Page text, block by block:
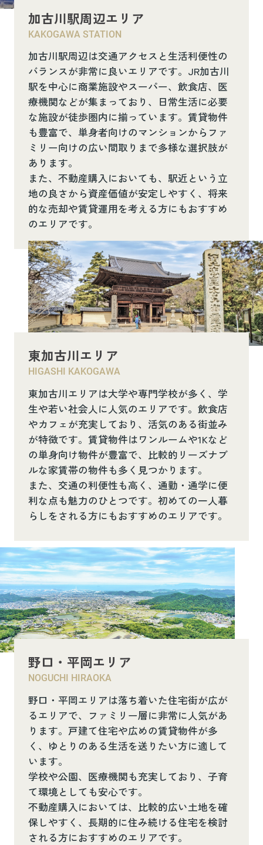
加古川駅周辺エリア
KAKOGAWA STATION
加古川駅周辺は交通アクセスと生活利便性の
バランスが非常に良いエリアです。JR加古川
駅を中心に商業施設やスーパー、飲食店、医
療機関などが集まっており、日常生活に必要
な施設が徒歩圏内に揃っています。賃貸物件
も豊富で、単身者向けのマンションからファ
ミリー向けの広い間取りまで多様な選択肢が
あります。
また、不動産購入においても、駅近という立
地の良さから資産価値が安定しやすく、将来
的な売却や賃貸運用を考える方にもおすすめ
のエリアです。
東加古川エリア
HIGASHI KAKOGAWA
東加古川エリアは大学や専門学校が多く、学
生や若い社会人に人気のエリアです。飲食店
やカフェが充実しており、活気のある街並み
が特徴です。賃貸物件はワンルームや1Kなど
の単身向け物件が豊富で、比較的リーズナブ
ルな家賃帯の物件も多く見つかります。
また、交通の利便性も高く、通勤・通学に便
利な点も魅力のひとつです。初めての一人暮
らしをされる方にもおすすめのエリアです。
野口・平岡エリア
NOGUCHI HIRAOKA
野口・平岡エリアは落ち着いた住宅街が広が
るエリアで、ファミリー層に非常に人気があ
ります。戸建て住宅や広めの賃貸物件が多
く、ゆとりのある生活を送りたい方に適して
います。
学校や公園、医療機関も充実しており、子育
て環境としても安心です。
不動産購入においては、比較的広い土地を確
保しやすく、長期的に住み続ける住宅を検討
される方におすすめのエリアです。